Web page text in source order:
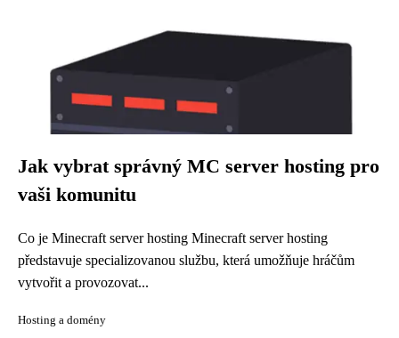
Jak vybrat správný MC server hosting pro
vaši komunitu
Co je Minecraft server hosting Minecraft server hosting
představuje specializovanou službu, která umožňuje hráčům
vytvořit a provozovat...
Hosting a domény